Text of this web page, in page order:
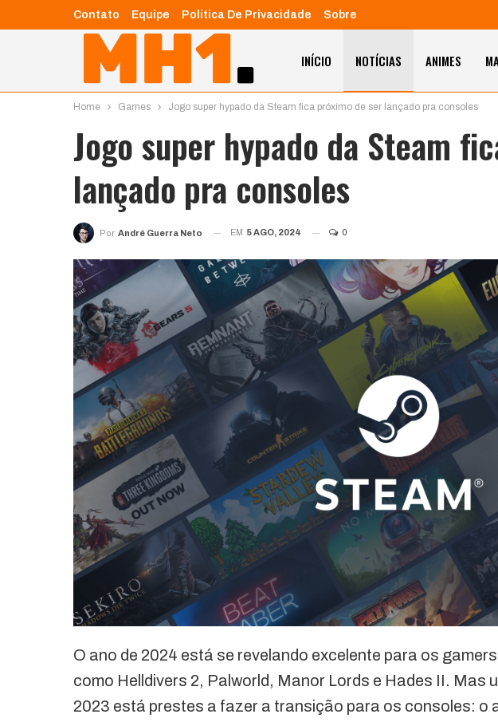
Contato Equipe Política De Privacidade Sobre
INÍCIO NOTÍCIAS ANIMES
Home Games Jogo super hypado da Steam fica próximo de ser lançado pra consoles
Jogo super hypado da Steam
lançado pra consoles
Por André Guerra Neto EM 5 AGO, 2024 0
O ano de 2024 está se revelando excelente para os
como Helldivers 2, Palworld, Manor Lords e Hades II. Mas
2023 está prestes a fazer a transição para os consoles: o